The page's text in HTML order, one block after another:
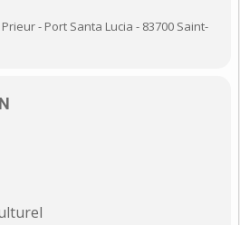
animateur, réalisateur et rédacteur
et l’autodérision.
son premier roman, « Mémoires
».
roman, « Vacances dans le
dure trois ans », qui clôt la
- Port Santa Lucia - 83700 Saint-